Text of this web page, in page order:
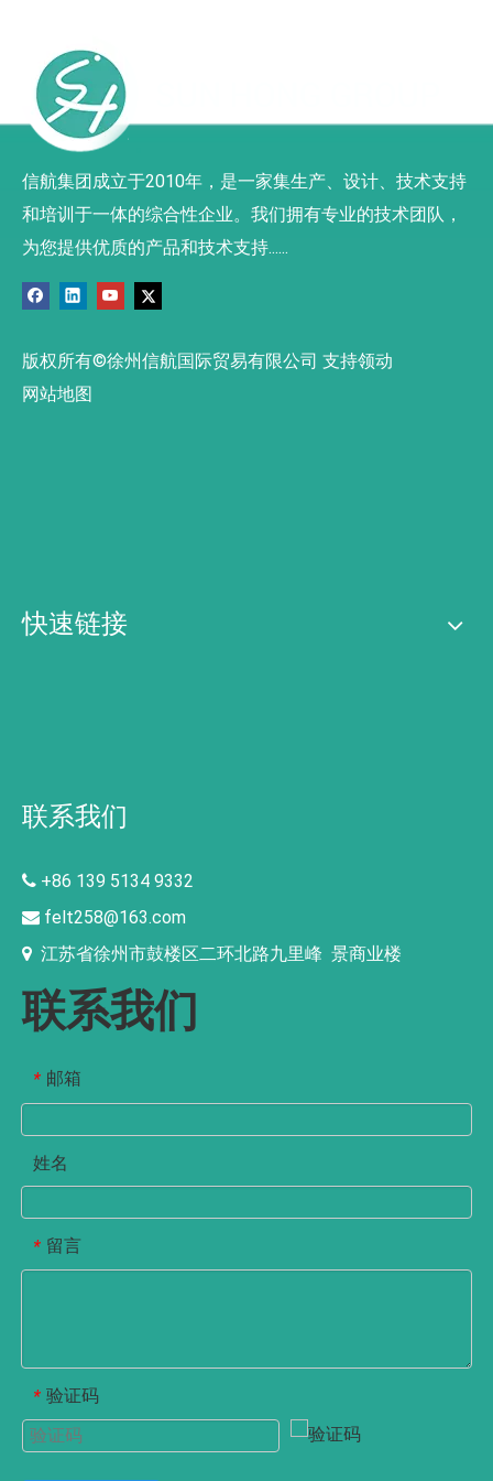
信航集团成立于2010年，是一家集生产、设计、技术支持
和培训于一体的综合性企业。我们拥有专业的技术团队，
为您提供优质的产品和技术支持......
版权所有©徐州信航国际贸易有限公司 支持领动
网站地图
快速链接
联系我们
 +86 139 5134 9332
 felt258@163.com
 江苏省徐州市鼓楼区二环北路九里峰 景商业楼
联系我们
* 邮箱
姓名
* 留言
* 验证码